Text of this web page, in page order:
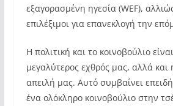
εξαγορασμένη ηγεσία (WEF),
επιλέξιμοι για επανεκλογή την
Η πολιτική και το κοινοβούλιο
μεγαλύτερος εχθρός μας, αλλά και
απειλή μας. Αυτό συμβαίνει
ένα ολόκληρο κοινοβούλιο στην